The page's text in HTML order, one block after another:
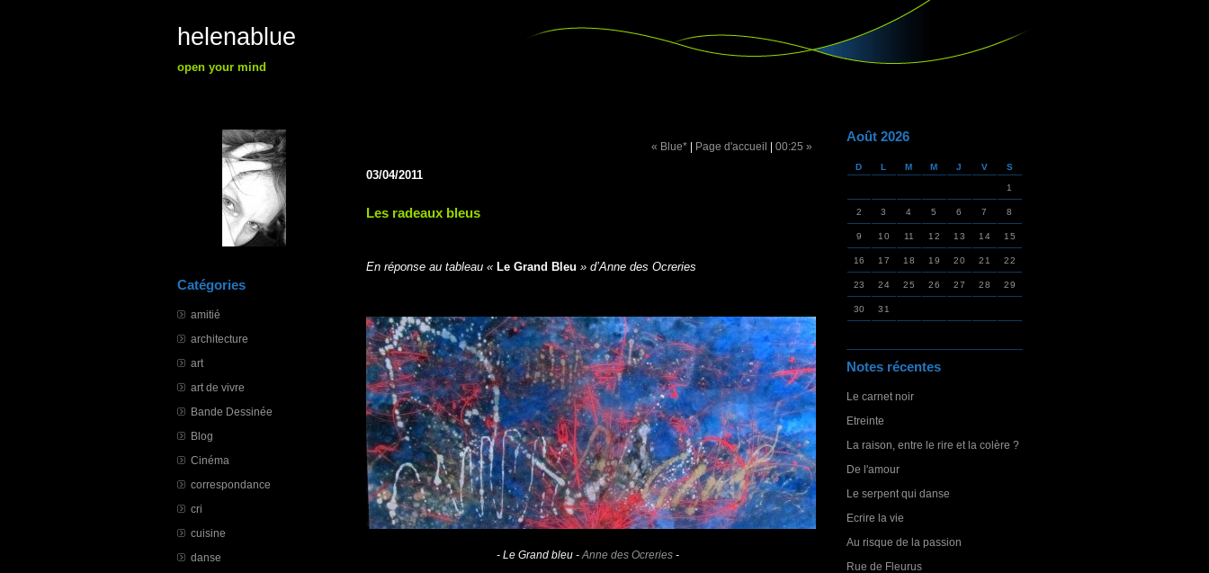
helenablue
open your mind
Catégories
amitié
architecture
art
art de vivre
Bande Dessinée
Blog
Cinéma
correspondance
cri
cuisine
danse
Août 2026
D L M M J V S
1
2 3 4 5 6 7 8
9 10 11 12 13 14 15
16 17 18 19 20 21 22
23 24 25 26 27 28 29
30 31
Notes récentes
Le carnet noir
Etreinte
La raison, entre le rire et la colère ?
De l'amour
Le serpent qui danse
Ecrire la vie
Au risque de la passion
Rue de Fleurus
« Blue* | Page d'accueil | 00:25 »
03/04/2011
Les radeaux bleus
En réponse au tableau « Le Grand Bleu » d’Anne des Ocreries
- Le Grand bleu - Anne des Ocreries -